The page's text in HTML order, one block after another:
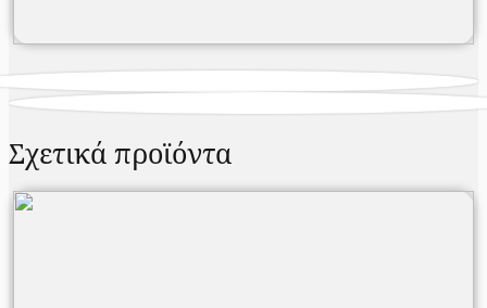
Σχετικά προϊόντα